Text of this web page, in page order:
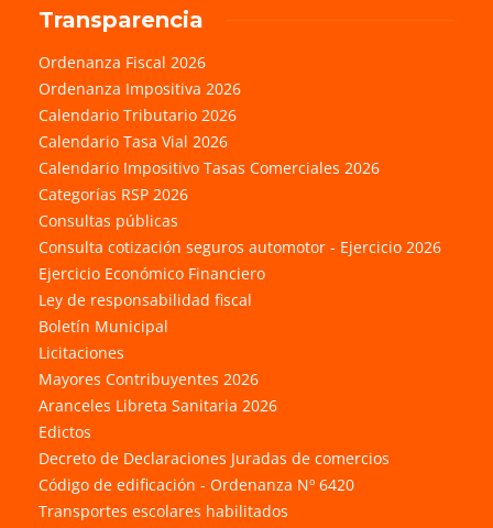
Transparencia
Ordenanza Fiscal 2026
Ordenanza Impositiva 2026
Calendario Tributario 2026
Calendario Tasa Vial 2026
Calendario Impositivo Tasas Comerciales 2026
Categorías RSP 2026
Consultas públicas
Consulta cotización seguros automotor - Ejercicio 2026
Ejercicio Económico Financiero
Ley de responsabilidad fiscal
Boletín Municipal
Licitaciones
Mayores Contribuyentes 2026
Aranceles Libreta Sanitaria 2026
Edictos
Decreto de Declaraciones Juradas de comercios
Código de edificación - Ordenanza Nº 6420
Transportes escolares habilitados